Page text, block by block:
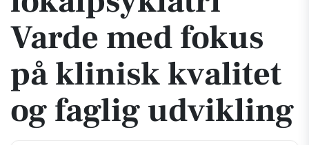
Varde med fokus
på klinisk kvalitet
og faglig udvikling